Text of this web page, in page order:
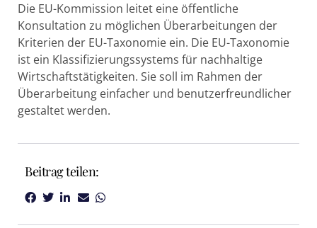
Die EU-Kommission leitet eine öffentliche
Konsultation zu möglichen Überarbeitungen der
Kriterien der EU-Taxonomie ein. Die EU-Taxonomie
ist ein Klassifizierungssystems für nachhaltige
Wirtschaftstätigkeiten. Sie soll im Rahmen der
Überarbeitung einfacher und benutzerfreundlicher
gestaltet werden.
Beitrag teilen: